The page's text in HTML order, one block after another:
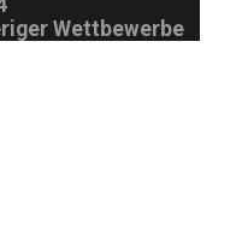
Wettbewerbe